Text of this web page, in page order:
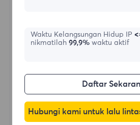
Penggunaan Data Tanpa
Penggunaan IP Tanpa Batas
Lebih dari 50 wilayah di
Waktu Kelangsungan Hidup IP
nikmatilah 99,9%waktu aktif
Daftar
Hubungi kami untuk lalu